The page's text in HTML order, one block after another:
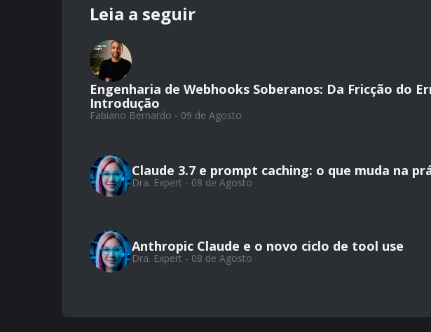
Leia a seguir
Engenharia de Webhooks Soberanos: Da Fricção do
Introdução
Fabiano Bernardo - 09 de Agosto
Claude 3.7 e prompt caching: o que muda na
Dra. Expert - 08 de Agosto
Anthropic Claude e o novo ciclo de tool use
Dra. Expert - 08 de Agosto